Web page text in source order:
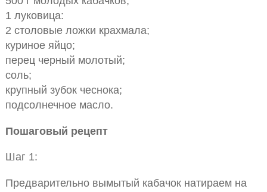
1 луковица:
2 столовые ложки крахмала;
куриное яйцо;
перец черный молотый;
соль;
крупный зубок чеснока;
подсолнечное масло.
Пошаговый рецепт
Шаг 1:
Предварительно вымытый кабачок натираем на